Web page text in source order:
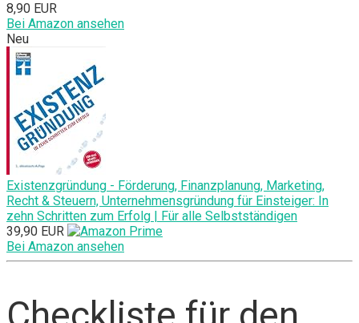
8,90 EUR
Bei Amazon ansehen
Neu
Existenzgründung - Förderung, Finanzplanung, Marketing,
Recht & Steuern, Unternehmensgründung für Einsteiger: In
zehn Schritten zum Erfolg | Für alle Selbstständigen
39,90 EUR
Bei Amazon ansehen